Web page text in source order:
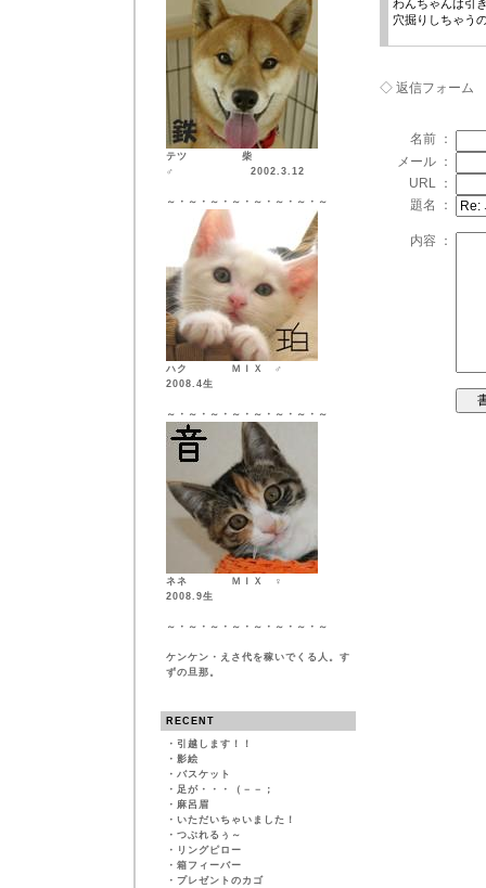
テツ 柴
♂ 2002.3.12
～・～・～・～・～・～・～・～
ハク ＭＩＸ ♂
2008.4生
～・～・～・～・～・～・～・～
ネネ ＭＩＸ ♀
2008.9生
～・～・～・～・～・～・～・～
ケンケン・えさ代を稼いでくる人。す
ずの旦那。
RECENT
・ 引越します！！
・ 影絵
・ バスケット
・ 足が・・・（－－；
・ 麻呂眉
・ いただいちゃいました！
・ つぶれるぅ～
・ リングピロー
・ 箱フィーバー
・ プレゼントのカゴ
わんちゃんは引
穴掘りしちゃう
◇ 返信フォーム
名前 ：
メール ：
URL ：
題名 ：
内容 ：